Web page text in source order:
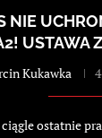
NIE
USTAWA
Kukawka
ostatnie